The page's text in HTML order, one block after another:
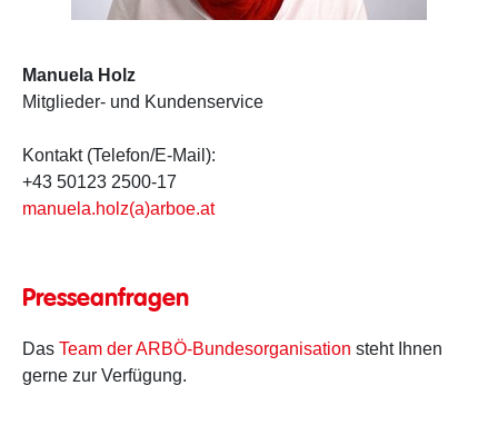
Manuela Holz
Mitglieder- und Kundenservice
Kontakt (Telefon/E-Mail):
+43 50123 2500-17
manuela.holz(a)arboe.at
Presseanfragen
Das Team der ARBÖ-Bundesorganisation steht Ihnen
gerne zur Verfügung.